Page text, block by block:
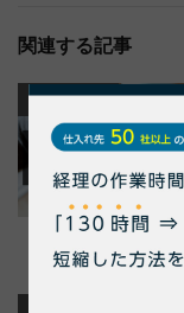
関連する記事
業務効率化